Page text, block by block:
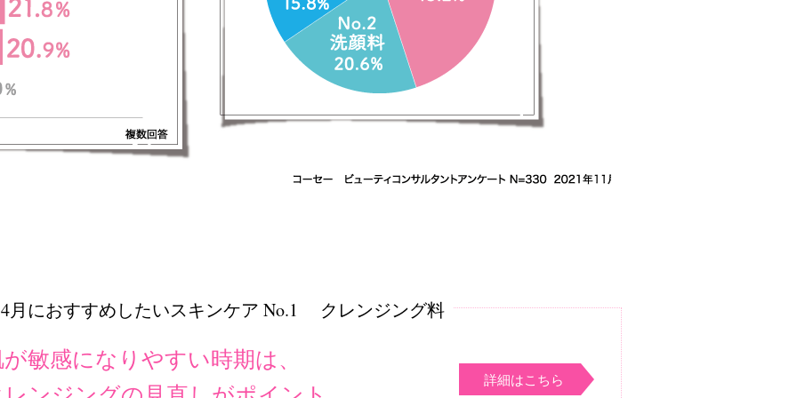
月におすすめしたいスキンケア No.1 クレンジング料
敏感になりやすい時期は、
詳細はこちら